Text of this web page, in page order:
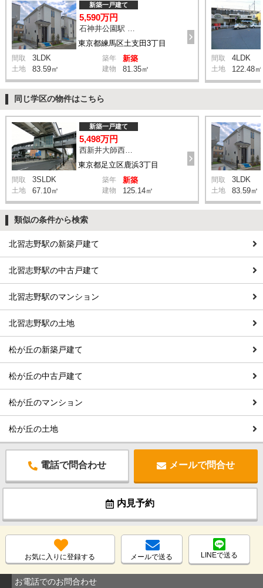
東京都練馬区土支田3丁目
新築一戸建て
5,590万円
石神井公園駅 橋戸小学校 バス15分 停歩4分
間取 3LDK 築年 新築
土地 83.59㎡ 建物 81.35㎡
間取 4LDK
土地 122.48㎡
同じ学区の物件はこちら
東京都足立区鹿浜3丁目
新築一戸建て
5,498万円
間取 3SLDK 築年 新築
土地 67.10㎡ 建物 125.14㎡
間取 3LDK
土地 83.59㎡
類似の条件から検索
北習志野駅の新築戸建て
北習志野駅の中古戸建て
北習志野駅のマンション
北習志野駅の土地
松が丘の新築戸建て
松が丘の中古戸建て
松が丘のマンション
松が丘の土地
電話で問合わせ メールで問合せ
内見予約
お気に入りに登録する メールで送る LINEで送る
お電話でのお問合わせ